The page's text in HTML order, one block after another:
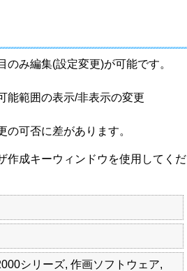
み編集(設定変更)が可能です。
範囲の表示/非表示の変更
可否に差があります。
作成キーウィンドウを使用してくだ
シリーズ, 作画ソフトウェア,